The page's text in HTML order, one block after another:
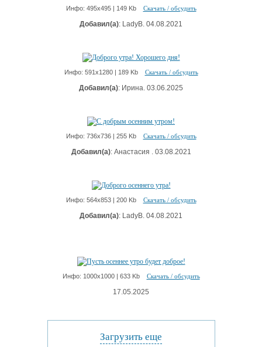
Инфо: 495х495 | 149 Kb Скачать / обсудить
Добавил(а): LadyB. 04.08.2021
Инфо: 591х1280 | 189 Kb Скачать / обсудить
Добавил(а): Ирина. 03.06.2025
Инфо: 736х736 | 255 Kb Скачать / обсудить
Добавил(а): Анастасия . 03.08.2021
Инфо: 564х853 | 200 Kb Скачать / обсудить
Добавил(а): LadyB. 04.08.2021
Инфо: 1000х1000 | 633 Kb Скачать / обсудить
17.05.2025
Загрузить еще